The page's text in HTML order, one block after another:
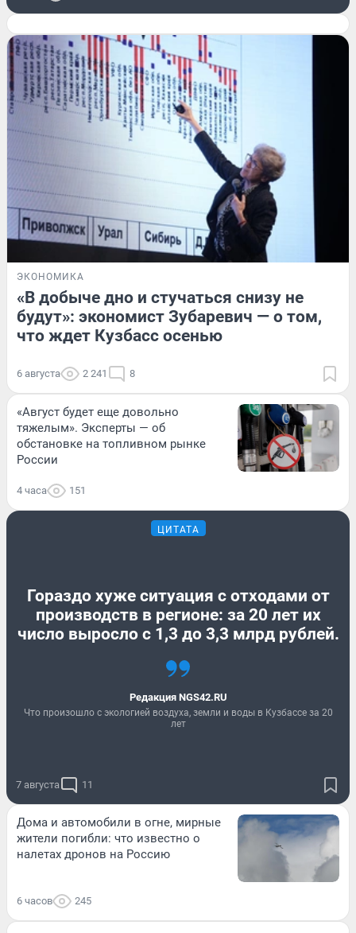
ЭКОНОМИКА
«В добыче дно и стучаться снизу не
будут»: экономист Зубаревич — о том,
что ждет Кузбасс осенью
6 августа 2 241 8
«Август будет еще довольно
тяжелым». Эксперты — об
обстановке на топливном рынке
России
4 часа 151
ЦИТАТА
Гораздо хуже ситуация с отходами от
производств в регионе: за 20 лет их
число выросло с 1,3 до 3,3 млрд рублей.
Редакция NGS42.RU
Что произошло с экологией воздуха, земли и воды в Кузбассе за 20
лет
7 августа 11
Дома и автомобили в огне, мирные
жители погибли: что известно о
налетах дронов на Россию
6 часов 245